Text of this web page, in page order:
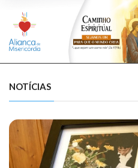
NOTÍCIAS